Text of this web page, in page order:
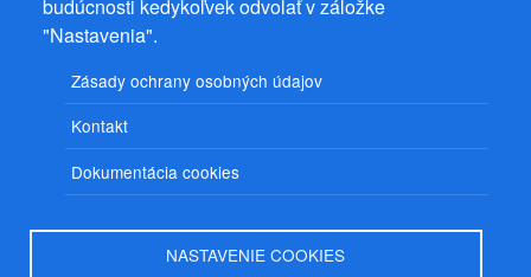
budúcnosti kedykoľvek odvolať v záložke
"Nastavenia".
Zásady ochrany osobných údajov
Kontakt
Dokumentácia cookies
NASTAVENIE COOKIES